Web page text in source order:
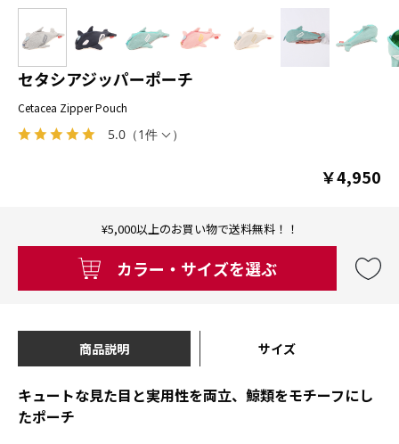
5.0 （1件 ）
セタシアジッパーポーチ
Cetacea Zipper Pouch
￥4,950
¥5,000以上のお買い物で送料無料！！
カラー・サイズを選ぶ
商品説明 サイズ
キュートな見た目と実用性を両立、鯨類をモチーフにし
たポーチ